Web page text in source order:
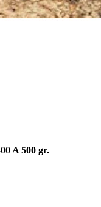
A 500 gr.